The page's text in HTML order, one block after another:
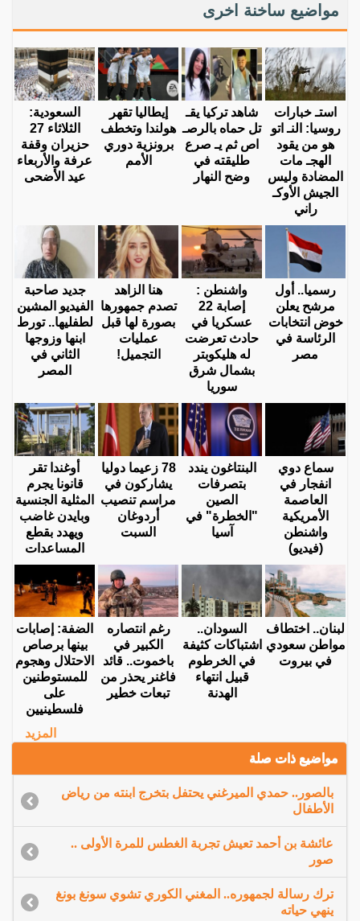
مواضيع ساخنة اخرى
استـ خبارات
روسيا: النـ اتو
هو من يقود
الهجـ مات
المضادة وليس
الجيش الأوكـ
راني
شاهد تركيا يقـ
تل حماه بالرصـ
اص ثم يـ صرع
طليقته في
وضح النهار
إيطاليا تقهر
هولندا وتخطف
برونزية دوري
الأمم
السعودية:
الثلاثاء 27
حزيران وقفة
عرفة والأربعاء
عيد الأضحى
رسميا.. أول
مرشح يعلن
خوض انتخابات
الرئاسة في
مصر
واشنطن :
إصابة 22
عسكريا في
حادث تعرضت
له هليكوبتر
بشمال شرق
سوريا
هنا الزاهد
تصدم جمهورها
بصورة لها قبل
عمليات
التجميل!
جديد صاحبة
الفيديو المشين
لطفليها.. تورط
ابنها وزوجها
الثاني في
المصر
سماع دوي
انفجار في
العاصمة
الأمريكية
واشنطن
(فيديو)
البنتاغون يندد
بتصرفات
الصين
"الخطرة" في
آسيا
78 زعيما دوليا
يشاركون في
مراسم تنصيب
أردوغان
السبت
أوغندا تقر
قانونا يجرم
المثلية الجنسية
وبايدن غاضب
ويهدد بقطع
المساعدات
لبنان.. اختطاف
مواطن سعودي
في بيروت
السودان..
اشتباكات كثيفة
في الخرطوم
قبيل انتهاء
الهدنة
رغم انتصاره
الكبير في
باخموت.. قائد
فاغنر يحذر من
تبعات خطير
الضفة: إصابات
بينها برصاص
الاحتلال وهجوم
للمستوطنين
على
فلسطينيين
المزيد
مواضيع ذات صلة
بالصور.. حمدي الميرغني يحتفل بتخرج ابنته من رياض
الأطفال
عائشة بن أحمد تعيش تجربة الغطس للمرة الأولى ..
صور
ترك رسالة لجمهوره.. المغني الكوري تشوي سونغ بونغ
ينهي حياته